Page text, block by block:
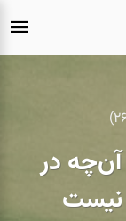
در
نیست